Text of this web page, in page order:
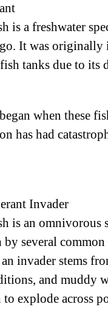
is a freshwater
It was originally
tanks due to
when these
has had
Invader
is an
by several
an invader
and muddy
explode across